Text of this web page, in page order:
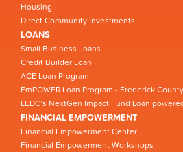
Housing
Direct Community Investments
LOANS
Small Business Loans
Credit Builder Loan
ACE Loan Program
EmPOWER Loan Program - Frederick
LEDC’s NextGen Impact Fund Loan
FINANCIAL EMPOWERMENT
Financial Empowerment Center
Financial Empowerment Workshops